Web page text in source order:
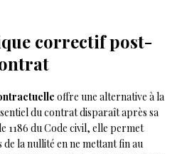
correctif post-
offre une alternative à la
du contrat disparaît après sa
1186 du Code civil, elle permet
la nullité en ne mettant fin au